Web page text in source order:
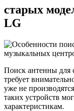
старых
LG
Поиск антенны для
требует
уже не
таких устройств
характеристикам.